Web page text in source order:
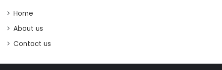
Home
About us
Contact us